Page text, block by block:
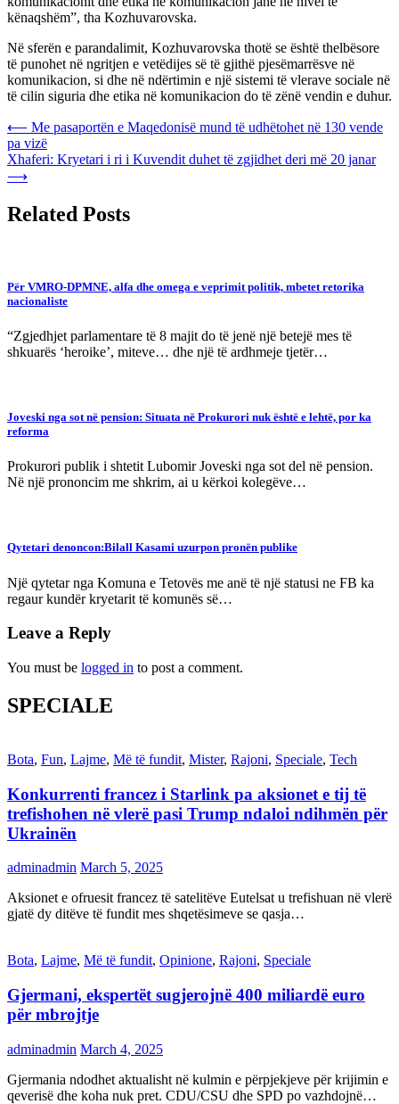
kënaqshëm”, tha Kozhuvarovska.
Në sferën e parandalimit, Kozhuvarovska thotë se është thelbësore
të punohet në ngritjen e vetëdijes së të gjithë pjesëmarrësve në
komunikacion, si dhe në ndërtimin e një sistemi të vlerave sociale në
të cilin siguria dhe etika në komunikacion do të zënë vendin e duhur.
Post
navigation
⟵ Me pasaportën e Maqedonisë mund të udhëtohet në 130 vende
pa vizë
Xhaferi: Kryetari i ri i Kuvendit duhet të zgjidhet deri më 20 janar
⟶
Related Posts
Për VMRO-DPMNE, alfa dhe omega e veprimit politik, mbetet retorika
nacionaliste
“Zgjedhjet parlamentare të 8 majit do të jenë një betejë mes të
shkuarës ‘heroike’, miteve… dhe një të ardhmeje tjetër…
Joveski nga sot në pension: Situata në Prokurori nuk është e lehtë, por ka
reforma
Prokurori publik i shtetit Lubomir Joveski nga sot del në pension.
Në një prononcim me shkrim, ai u kërkoi kolegëve…
Qytetari denoncon:Bilall Kasami uzurpon pronën publike
Një qytetar nga Komuna e Tetovës me anë të një statusi ne FB ka
regaur kundër kryetarit të komunës së…
Leave a Reply
You must be logged in to post a comment.
SPECIALE
Bota, Fun, Lajme, Më të fundit, Mister, Rajoni, Speciale, Tech
Konkurrenti francez i Starlink pa aksionet e tij të
trefishohen në vlerë pasi Trump ndaloi ndihmën për
Ukrainën
adminadmin March 5, 2025
Aksionet e ofruesit francez të satelitëve Eutelsat u trefishuan në vlerë
gjatë dy ditëve të fundit mes shqetësimeve se qasja…
Bota, Lajme, Më të fundit, Opinione, Rajoni, Speciale
Gjermani, ekspertët sugjerojnë 400 miliardë euro
për mbrojtje
adminadmin March 4, 2025
Gjermania ndodhet aktualisht në kulmin e përpjekjeve për krijimin e
qeverisë dhe koha nuk pret. CDU/CSU dhe SPD po vazhdojnë…